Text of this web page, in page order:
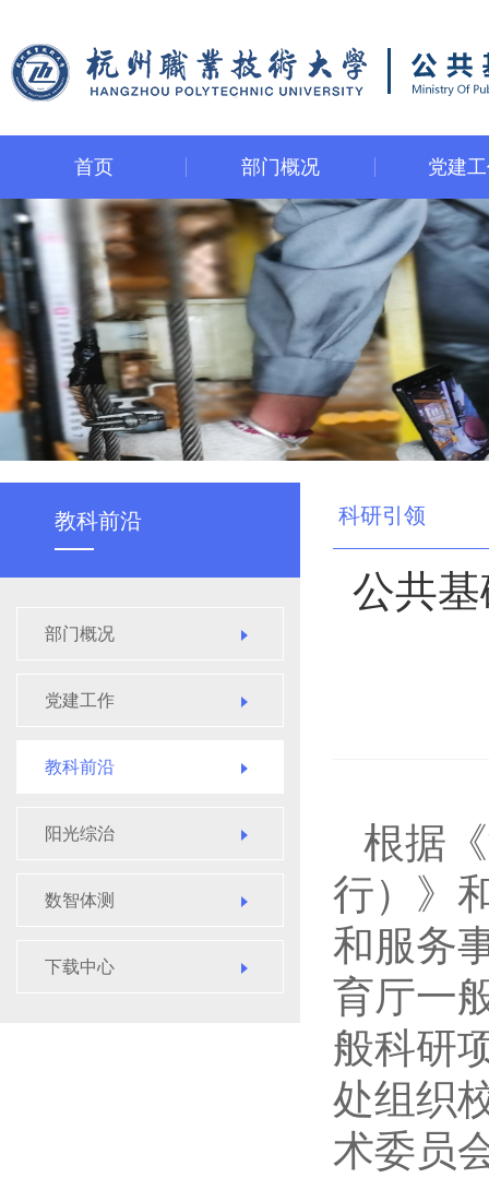
首页 部门概况 党建
教科前沿
部门概况
党建工作
教科前沿
阳光综治
数智体测
下载中心
科研引领
公共
根据
行）》
和服务
育厅一
般科研
处组织
术委员